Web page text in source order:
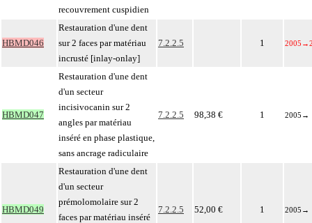
recouvrement cuspidien
HBMD046
Restauration d'une dent
sur 2 faces par matériau
incrusté [inlay-onlay]
7.2.2.5 1 2005 →
HBMD047
Restauration d'une dent
d'un secteur
incisivocanin sur 2
angles par matériau
inséré en phase plastique,
sans ancrage radiculaire
7.2.2.5 98,38 € 1 2005 →
HBMD049
Restauration d'une dent
d'un secteur
prémolomolaire sur 2
faces par matériau inséré
7.2.2.5 52,00 € 1 2005 →